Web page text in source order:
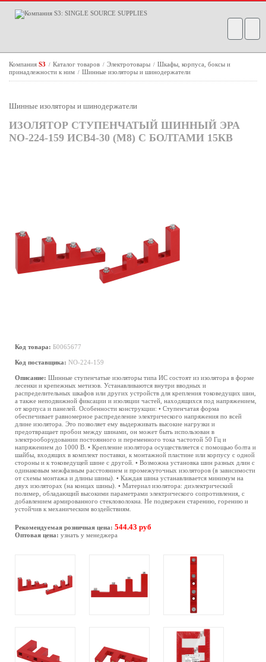
Компания S3 / Каталог товаров / Электротовары / Шкафы, корпуса, боксы и
принадлежности к ним / Шинные изоляторы и шинодержатели
Шинные изоляторы и шинодержатели
ИЗОЛЯТОР СТУПЕНЧАТЫЙ ШИННЫЙ ЭРА
NO-224-159 ИСВ4-30 (М8) С БОЛТАМИ 15КВ
Код товара: Б0065677
Код поставщика: NO-224-159
Описание: Шинные ступенчатые изоляторы типа ИС состоят из изолятора в форме
лесенки и крепежных метизов. Устанавливаются внутри вводных и
распределительных шкафов или других устройств для крепления токоведущих шин,
а также неподвижной фиксации и изоляции частей, находящихся под напряжением,
от корпуса и панелей. Особенности конструкции: • Ступенчатая форма
обеспечивает равномерное распределение электрического напряжения по всей
длине изолятора. Это позволяет ему выдерживать высокие нагрузки и
предотвращает пробои между шинами, он может быть использован в
электрооборудовании постоянного и переменного тока частотой 50 Гц и
напряжением до 1000 В. • Крепление изолятора осуществляется с помощью болта и
шайбы, входящих в комплект поставки, к монтажной пластине или корпусу с одной
стороны и к токоведущей шине с другой. • Возможна установка шин разных длин с
одинаковым межфазным расстоянием и промежуточных изоляторов (в зависимости
от схемы монтажа и длины шины). • Каждая шина устанавливается минимум на
двух изоляторах (на концах шины). • Материал изолятора: диэлектрический
полимер, обладающий высокими параметрами электрического сопротивления, с
добавлением армированного стекловолокна. Не подвержен старению, горению и
устойчив к механическим воздействиям.
Рекомендуемая розничная цена: 544.43 руб
Оптовая цена: узнать у менеджера